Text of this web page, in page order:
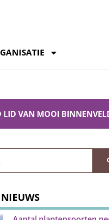
LID VAN MOOI